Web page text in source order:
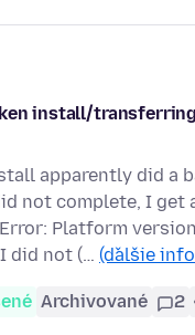
install/
apparently did a
not complete, I get
Platform
did not (… (ďalšie
Archivované 2